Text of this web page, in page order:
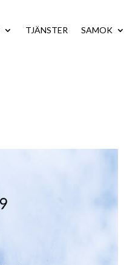
TJÄNSTER SAMOK